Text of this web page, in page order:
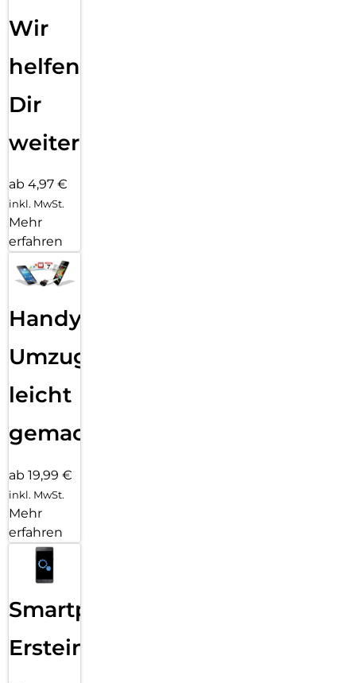
Wir
helfen
Dir
weiter
ab 4,97 €
inkl. MwSt.
Mehr
erfahren
Handy
Umzug
leicht
gemacht!
ab 19,99 €
inkl. MwSt.
Mehr
erfahren
Smartphone
Ersteinrichtung